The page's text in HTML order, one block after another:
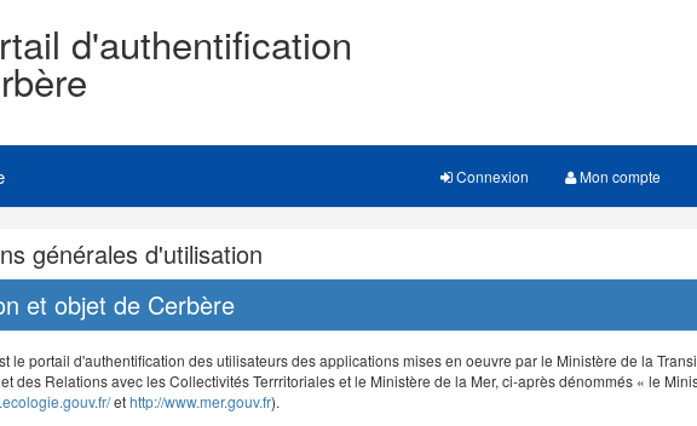
d'authentification
Connexion Mon compte
générales d'utilisation
et objet de Cerbère
le portail d'authentification des utilisateurs des applications mises en oeuvre par le Ministère de la
des Relations avec les Collectivités Terrritoriales et le Ministère de la Mer, ci-après dénommés « le
ethttp://www.mer.gouv.fr).